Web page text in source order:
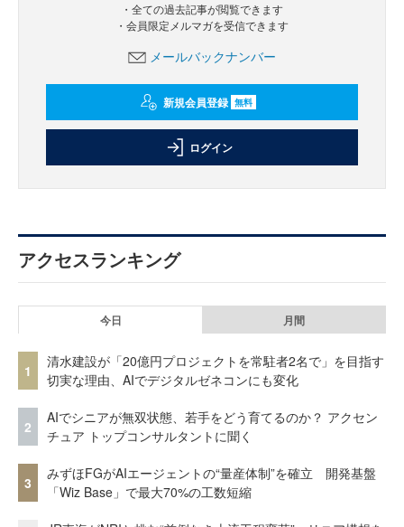
・全ての過去記事が閲覧できます
・会員限定メルマガを受信できます
メールバックナンバー
新規会員登録 無料
ログイン
アクセスランキング
今日 月間
1
清水建設が「20億円プロジェクトを常駐者2名で」を目指す
切実な理由、AIでデジタルゼネコンにも変化
2
AIでシニアが無双状態、若手をどう育てるのか？ アクセン
チュア トップコンサルタントに聞く
3
みずほFGがAIエージェントの“量産体制”を確立 開発基盤
「Wiz Base」で最大70%の工数短縮